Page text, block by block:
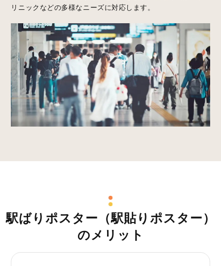
リニックなどの多様なニーズに対応します。
駅ばりポスター（駅貼りポスター）
のメリット